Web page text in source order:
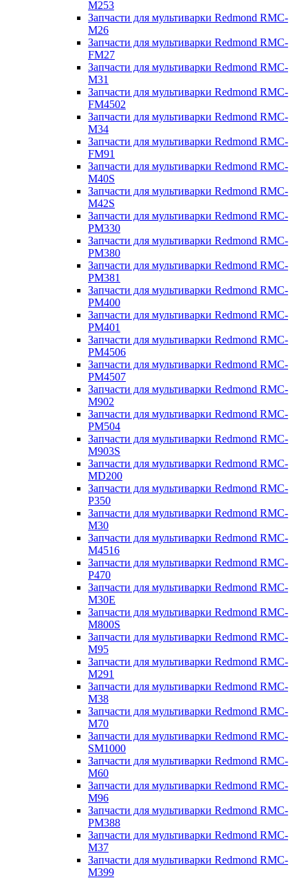
M253
Запчасти для мультиварки Redmond RMC-
M26
Запчасти для мультиварки Redmond RMC-
FM27
Запчасти для мультиварки Redmond RMC-
M31
Запчасти для мультиварки Redmond RMC-
FM4502
Запчасти для мультиварки Redmond RMC-
M34
Запчасти для мультиварки Redmond RMC-
FM91
Запчасти для мультиварки Redmond RMC-
M40S
Запчасти для мультиварки Redmond RMC-
M42S
Запчасти для мультиварки Redmond RMC-
PM330
Запчасти для мультиварки Redmond RMC-
PM380
Запчасти для мультиварки Redmond RMC-
PM381
Запчасти для мультиварки Redmond RMC-
PM400
Запчасти для мультиварки Redmond RMC-
PM401
Запчасти для мультиварки Redmond RMC-
PM4506
Запчасти для мультиварки Redmond RMC-
PM4507
Запчасти для мультиварки Redmond RMC-
M902
Запчасти для мультиварки Redmond RMC-
PM504
Запчасти для мультиварки Redmond RMC-
M903S
Запчасти для мультиварки Redmond RMC-
MD200
Запчасти для мультиварки Redmond RMC-
P350
Запчасти для мультиварки Redmond RMC-
M30
Запчасти для мультиварки Redmond RMC-
M4516
Запчасти для мультиварки Redmond RMC-
P470
Запчасти для мультиварки Redmond RMC-
M30E
Запчасти для мультиварки Redmond RMC-
M800S
Запчасти для мультиварки Redmond RMC-
M95
Запчасти для мультиварки Redmond RMC-
M291
Запчасти для мультиварки Redmond RMC-
M38
Запчасти для мультиварки Redmond RMC-
M70
Запчасти для мультиварки Redmond RMC-
SM1000
Запчасти для мультиварки Redmond RMC-
M60
Запчасти для мультиварки Redmond RMC-
M96
Запчасти для мультиварки Redmond RMC-
PM388
Запчасти для мультиварки Redmond RMC-
M37
Запчасти для мультиварки Redmond RMC-
M399